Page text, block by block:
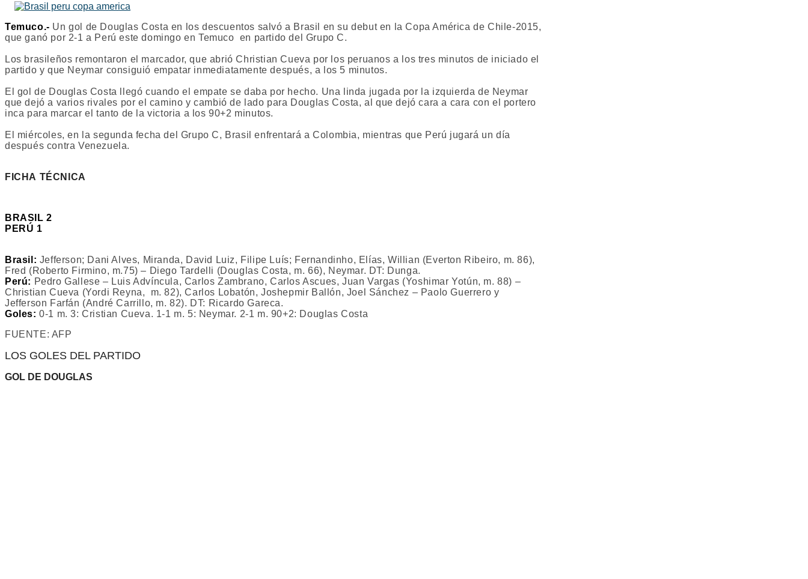
Temuco.- Un gol de Douglas Costa en los descuentos salvó a Brasil en su debut en la Copa América de Chile-2015,
que ganó por 2-1 a Perú este domingo en Temuco en partido del Grupo C.
Los brasileños remontaron el marcador, que abrió Christian Cueva por los peruanos a los tres minutos de iniciado el
partido y que Neymar consiguió empatar inmediatamente después, a los 5 minutos.
El gol de Douglas Costa llegó cuando el empate se daba por hecho. Una linda jugada por la izquierda de Neymar
que dejó a varios rivales por el camino y cambió de lado para Douglas Costa, al que dejó cara a cara con el portero
inca para marcar el tanto de la victoria a los 90+2 minutos.
El miércoles, en la segunda fecha del Grupo C, Brasil enfrentará a Colombia, mientras que Perú jugará un día
después contra Venezuela.
FICHA TÉCNICA
BRASIL 2
PERÚ 1
Brasil: Jefferson; Dani Alves, Miranda, David Luiz, Filipe Luís; Fernandinho, Elías, Willian (Everton Ribeiro, m. 86),
Fred (Roberto Firmino, m.75) – Diego Tardelli (Douglas Costa, m. 66), Neymar. DT: Dunga.
Perú: Pedro Gallese – Luis Advíncula, Carlos Zambrano, Carlos Ascues, Juan Vargas (Yoshimar Yotún, m. 88) –
Christian Cueva (Yordi Reyna, m. 82), Carlos Lobatón, Joshepmir Ballón, Joel Sánchez – Paolo Guerrero y
Jefferson Farfán (André Carrillo, m. 82). DT: Ricardo Gareca.
Goles:0-1 m. 3: Cristian Cueva. 1-1 m. 5: Neymar. 2-1 m. 90+2: Douglas Costa
FUENTE: AFP
LOS GOLES DEL PARTIDO
GOL DE DOUGLAS